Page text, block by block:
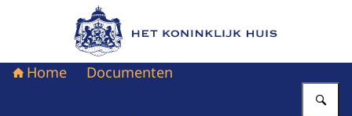
Naar de homepage van Het Koninklijk Huis
Home Documenten